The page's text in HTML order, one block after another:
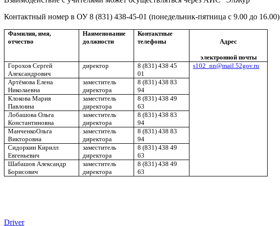
Контактный номер в ОУ 8 (831) 438-45-01 (понедельник-пятница с 9.00 до 16.00)
Фамилия, имя,
отчество
Наименование
должности
Контактные
телефоны
Адрес
электронной почты
ГороховСергей
Александрович
директор
8 (831) 438 45
01
s102_nn@mail.52gov.ru
АртёмоваЕлена
Николаевна
заместитель
директора
8 (831) 438 83
94
КлоковаМария
Павловна
заместитель
директора
8 (831) 438 49
63
ЛобашоваОльга
Константиновна
заместитель
директора
8 (831) 438 83
94
МанченкоОльга
Викторовна
заместитель
директора
8 (831) 438 83
94
СидоркинКирилл
Евгеньевич
заместитель
директора
8 (831) 438 49
63
Шабашов Александр
Борисович
заместитель
директора
8 (831) 438 49
63
Driver